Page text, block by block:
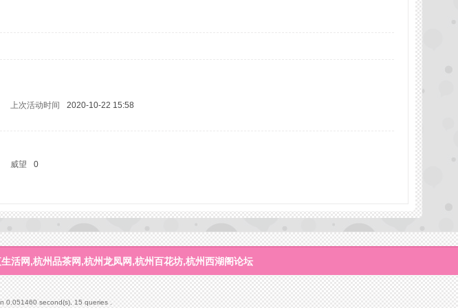
上次活动时间
2020-10-22 15:58
威望
0
活网,杭州品茶网,杭州龙凤网,杭州百花坊,杭州西湖阁论坛
0.051460 second(s), 15 queries .